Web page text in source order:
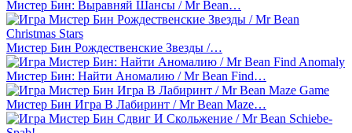
Мистер Бин: Выравняй Шансы / Mr Bean…
Мистер Бин Рождественские Звезды /…
Мистер Бин: Найти Аномалию / Mr Bean Find…
Мистер Бин Игра В Лабиринт / Mr Bean Maze…